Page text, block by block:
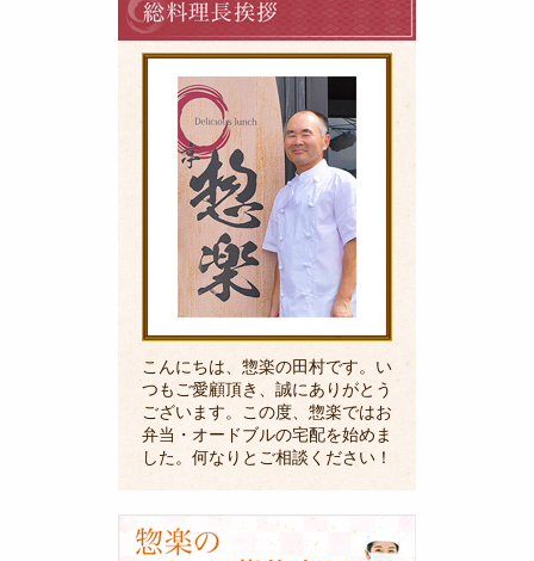
理
長
こんにちは、惣楽の田村です。い
つもご愛顧頂き、誠にありがとう
ございます。この度、惣楽ではお
弁当・オードブルの宅配を始めま
した。何なりとご相談ください！
用